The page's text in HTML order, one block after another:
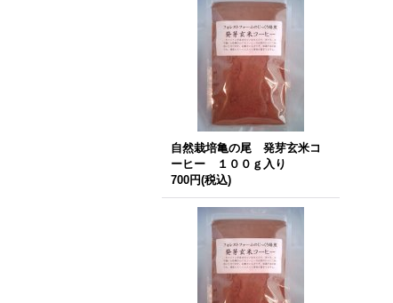
自然栽培亀の尾 発芽玄米コ
ーヒー １００ｇ入り
700円(税込)